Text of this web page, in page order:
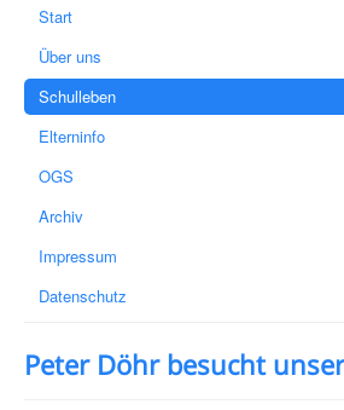
Start
Über uns
Schulleben
Elterninfo
OGS
Archiv
Impressum
Datenschutz
Peter Döhr besucht